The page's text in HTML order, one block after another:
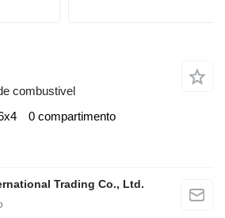
combustivel
0 compartimento
Trading Co., Ltd.